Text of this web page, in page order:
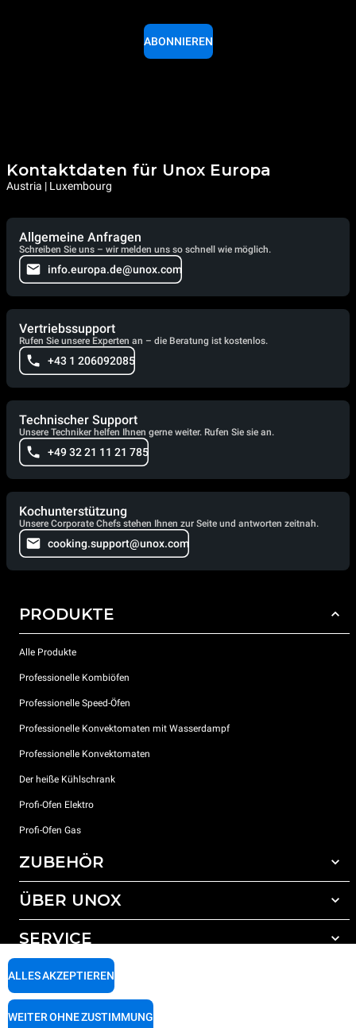
ABONNIEREN
Kontaktdaten für Unox Europa
Austria | Luxembourg
Allgemeine Anfragen
Schreiben Sie uns – wir melden uns so schnell wie möglich.
info.europa.de@unox.com
Vertriebssupport
Rufen Sie unsere Experten an – die Beratung ist kostenlos.
+43 1 206092085
Technischer Support
Unsere Techniker helfen Ihnen gerne weiter. Rufen Sie sie an.
+49 32 21 11 21 785
Kochunterstützung
Unsere Corporate Chefs stehen Ihnen zur Seite und antworten zeitnah.
cooking.support@unox.com
PRODUKTE
Alle Produkte
Professionelle Kombiöfen
Professionelle Speed-Öfen
Professionelle Konvektomaten mit Wasserdampf
Professionelle Konvektomaten
Der heiße Kühlschrank
Profi-Ofen Elektro
Profi-Ofen Gas
ZUBEHÖR
Gesamtes Zubehör
Wasseraufbereitung mit Kunstharzfiltern
Wasseraufbereitung durch Umkehrosmose
ÜBER UNOX
Unsere Standorte weltweit
SERVICE
Unox garantie
Händler Suche
ALLES AKZEPTIEREN
WEITER OHNE ZUSTIMMUNG